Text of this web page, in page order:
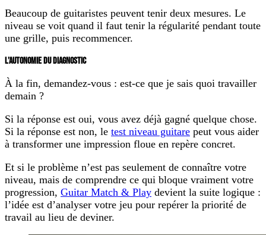
Beaucoup de guitaristes peuvent tenir deux mesures. Le
niveau se voit quand il faut tenir la régularité pendant toute
une grille, puis recommencer.
L’AUTONOMIE DU DIAGNOSTIC
À la fin, demandez-vous : est-ce que je sais quoi travailler
demain ?
Si la réponse est oui, vous avez déjà gagné quelque chose.
Si la réponse est non, le test niveau guitare peut vous aider
à transformer une impression floue en repère concret.
Et si le problème n’est pas seulement de connaître votre
niveau, mais de comprendre ce qui bloque vraiment votre
progression, Guitar Match & Play devient la suite logique :
l’idée est d’analyser votre jeu pour repérer la priorité de
travail au lieu de deviner.